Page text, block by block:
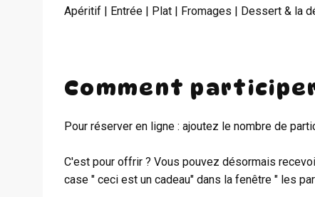
Apéritif | Entrée | Plat | Fromages | Dessert & la
Comment
Pour réserver en ligne : ajoutez le nombre de
C'est pour offrir ? Vous pouvez désormais
case " ceci est un cadeau" dans la fenêtre " les